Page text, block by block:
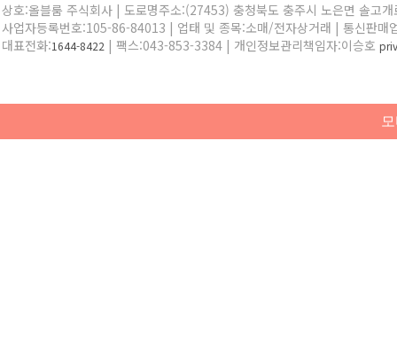
상호:올블룸 주식회사 | 도로명주소:(27453) 충청북도 충주시 노은면 솔고
사업자등록번호:105-86-84013 | 업태 및 종목:소매/전자상거래 | 통신판매
대표전화:1644-8422 | 팩스:043-853-3384 | 개인정보관리책임자:이승호